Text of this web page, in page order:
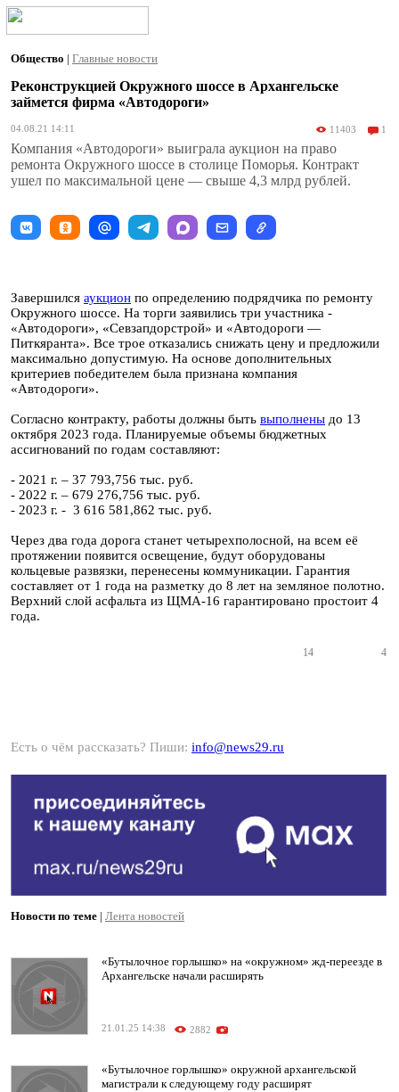
Общество | Главные новости
Реконструкцией Окружного шоссе в Архангельске
займется фирма «Автодороги»
04.08.21 14:11 11403 1
Компания «Автодороги» выиграла аукцион на право
ремонта Окружного шоссе в столице Поморья. Контракт
ушел по максимальной цене — свыше 4,3 млрд рублей.
Завершился аукцион по определению подрядчика по ремонту
Окружного шоссе. На торги заявились три участника -
«Автодороги», «Севзапдорстрой» и «Автодороги —
Питкяранта». Все трое отказались снижать цену и предложили
максимально допустимую. На основе дополнительных
критериев победителем была признана компания
«Автодороги».
Согласно контракту, работы должны быть выполнены до 13
октября 2023 года. Планируемые объемы бюджетных
ассигнований по годам составляют:
- 2021 г. – 37 793,756 тыс. руб.
- 2022 г. – 679 276,756 тыс. руб.
- 2023 г. - 3 616 581,862 тыс. руб.
Через два года дорога станет четырехполосной, на всем её
протяжении появится освещение, будут оборудованы
кольцевые развязки, перенесены коммуникации. Гарантия
составляет от 1 года на разметку до 8 лет на земляное полотно.
Верхний слой асфальта из ЩМА-16 гарантировано простоит 4
года.
14 4
Есть о чём рассказать? Пиши: info@news29.ru
Новости по теме | Лента новостей
«Бутылочное горлышко» на «окружном» жд-переезде в
Архангельске начали расширять
21.01.25 14:38 2882
«Бутылочное горлышко» окружной архангельской
магистрали к следующему году расширят